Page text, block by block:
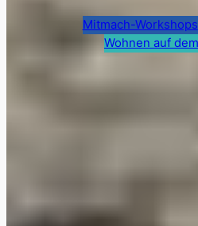
Mitmach-Workshops
Wohnen auf
Was bedeutet